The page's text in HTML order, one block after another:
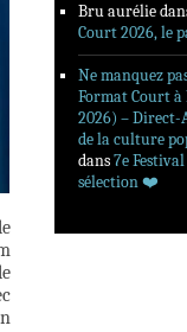
Bru aurélie
Court 2026, le
Ne manquez
Format Court
2026) – Direct-
de la culture
dans7e
sélection ❤️‍